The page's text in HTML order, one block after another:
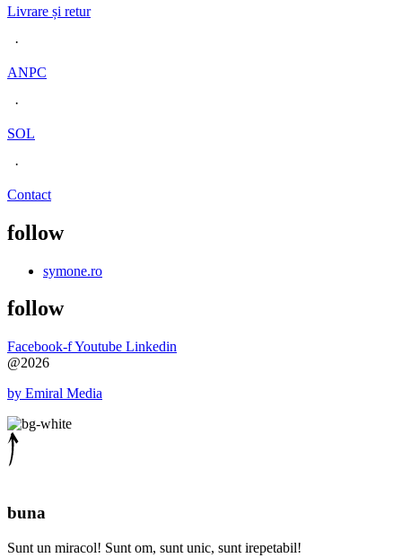
Livrare și retur
·
ANPC
·
SOL
·
Contact
follow
symone.ro
follow
Facebook-fYoutube Linkedin
@2026
by Emiral Media
buna
Sunt un miracol! Sunt om, sunt unic, sunt irepetabil!